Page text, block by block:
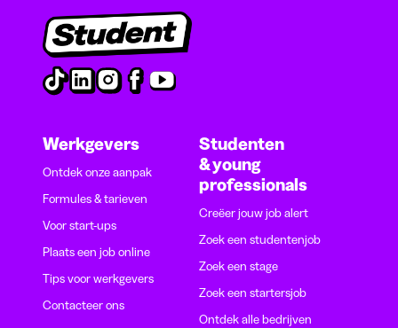
Werkgevers
Ontdek onze aanpak
Formules & tarieven
Voor start-ups
Plaats een job online
Tips voor werkgevers
Contacteer ons
Studenten
& young
professionals
Creëer jouw job alert
Zoek een studentenjob
Zoek een stage
Zoek een startersjob
Ontdek alle bedrijven